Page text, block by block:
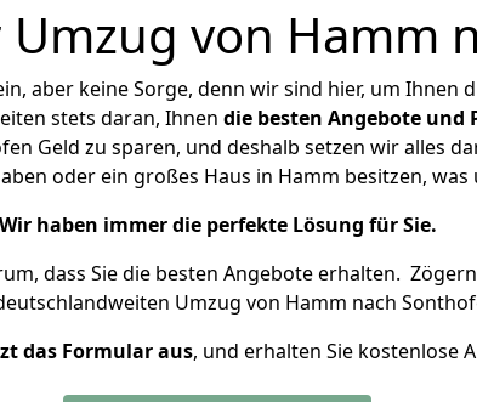
von Hamm
aber keine Sorge, denn wir sind hier, um Ihnen
stets daran, Ihnen die besten Angebote und
Geld zu sparen, und deshalb setzen wir alles
oder ein großes Haus in Hamm besitzen,
Wir haben immer die perfekte Lösung für Sie.
dass Sie die besten Angebote erhalten.
Umzug von Hamm nach
das Formular aus, und erhalten Sie kostenlose